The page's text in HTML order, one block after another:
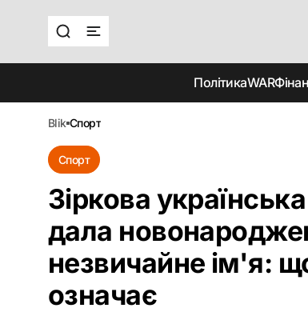
ПолітикаWAR
blik спорт
Спорт
Зіркова
дала
незвичайне ім'я:
означає